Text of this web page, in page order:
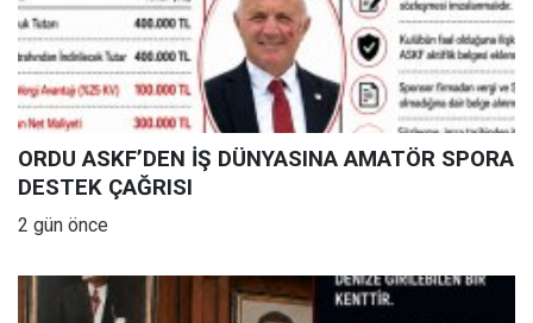
ORDU ASKF’DEN İŞ DÜNYASINA AMATÖR SPORA
DESTEK ÇAĞRISI
2 gün önce